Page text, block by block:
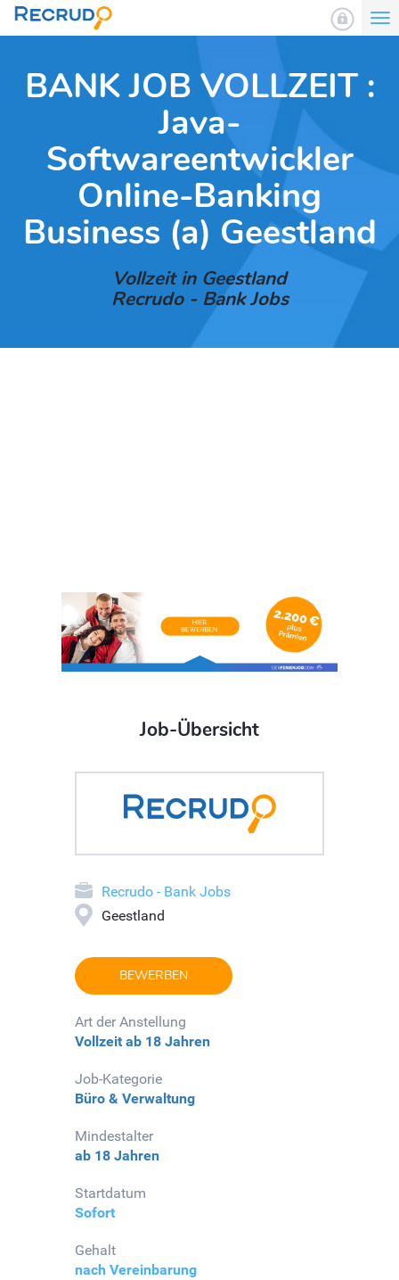
BANK JOB VOLLZEIT :
Java-
Softwareentwickler
Online-Banking
Business (a) Geestland
Vollzeit in Geestland
Recrudo - Bank Jobs
Job-Übersicht
Recrudo - Bank Jobs
Geestland
BEWERBEN
Art der Anstellung
Vollzeit ab 18 Jahren
Job-Kategorie
Büro & Verwaltung
Mindestalter
ab 18 Jahren
Startdatum
Sofort
Gehalt
nach Vereinbarung